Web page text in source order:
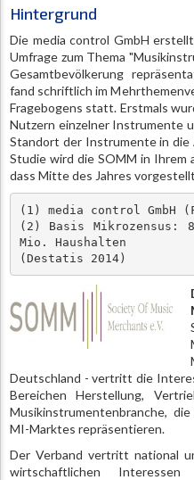
Hintergrund
Die media control GmbH
Umfrage zum Thema
Gesamtbevölkerung
fand schriftlich im
Fragebogens statt. Erstmals
Nutzern einzelner Instrumente
Standort der Instrumente in die
Studie wird die SOMM in Ihrem
dass Mitte des Jahres
(1) media control GmbH
(2) Basis Mikrozensus:
Mio. Haushalten
(Destatis 2014)
Deutschland - vertritt die
Bereichen Herstellung,
Musikinstrumentenbranche,
MI-Marktes repräsentieren.
Der Verband vertritt national
wirtschaftlichen